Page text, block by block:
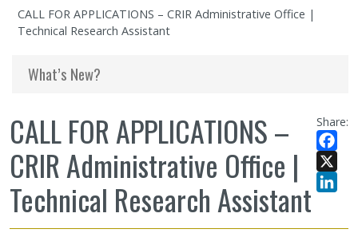
Research
Sharing our knowledge
Jobs and internships
CALL FOR APPLICATIONS – CRIR Administrative Office |
Technical Research Assistant
What’s New?
Share:
X
CALL FOR APPLICATIONS –
CRIR Administrative Office |
Technical Research Assistant